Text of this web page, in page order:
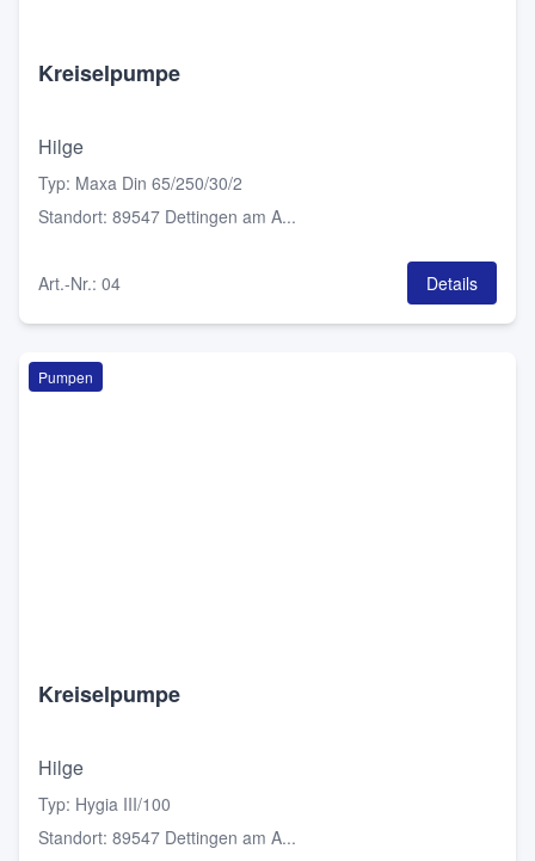
Kreiselpumpe
Hilge
Typ: Maxa Din 65/250/30/2
Standort: 89547 Dettingen am A...
Art.-Nr.: 04 Details
Pumpen
Kreiselpumpe
Hilge
Typ: Hygia III/100
Standort: 89547 Dettingen am A...